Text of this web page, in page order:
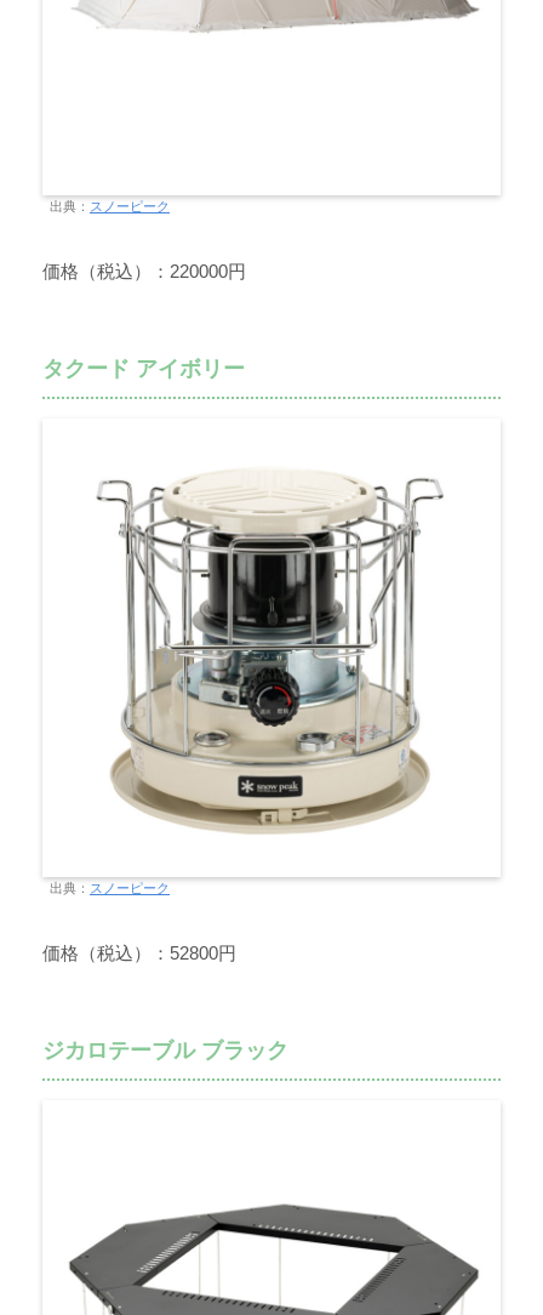
出典： スノーピーク
価格（税込）：220000円
タクード アイボリー
出典： スノーピーク
価格（税込）：52800円
ジカロテーブル ブラック